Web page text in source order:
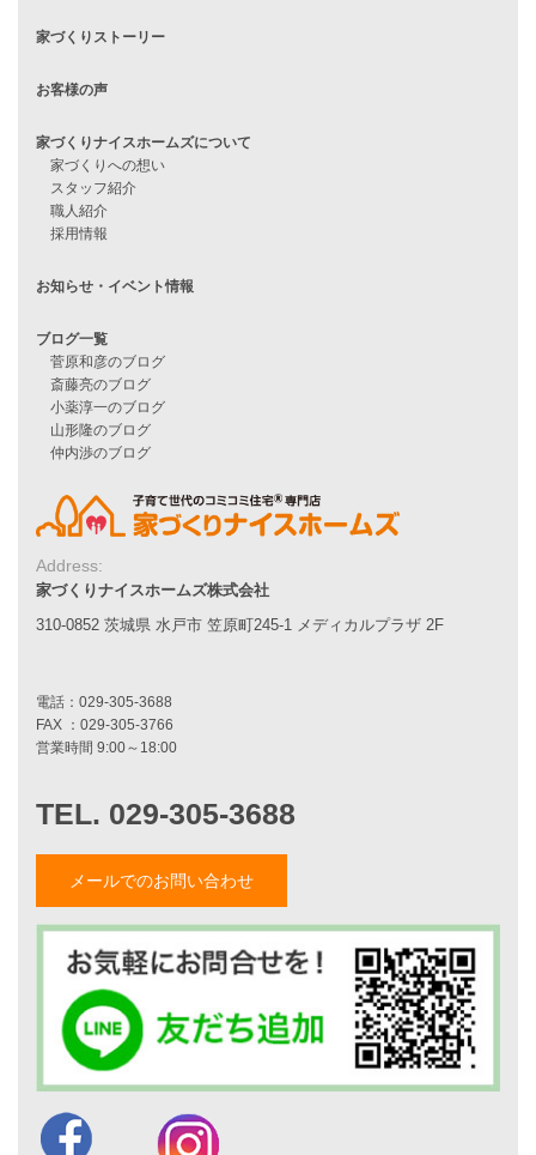
住宅ローン審査に落ちた方・
他社で無理だと言われた方へ
住宅ローンのよくある質問
月収25万円で家を建てる方法
Line Up
自由設計注文住宅
ハピネスシリーズ
Smart2030
Sシリーズ
シンプルな平屋
エコハウス
耐震性能
家づくりの流れ
7つのポイント
アフターメンテナンス
施工事例一覧
家づくりストーリー
家づくりナイスホームズについて
家づくりへの想い
スタッフ紹介
職人紹介
採用情報
お知らせ・イベント情報
ブログ一覧
Address:
家づくりナイスホームズ株式会社
310-0852 茨城県 水戸市 笠原町245-1 メディカルプラザ 2F
メールでのお問い合わせ